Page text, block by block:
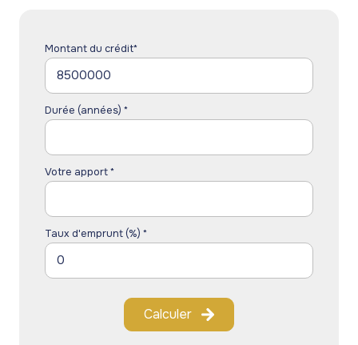
Montant du crédit*
Durée (années) *
Votre apport *
Taux d'emprunt (%) *
Calculer